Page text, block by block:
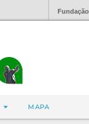
MAPA